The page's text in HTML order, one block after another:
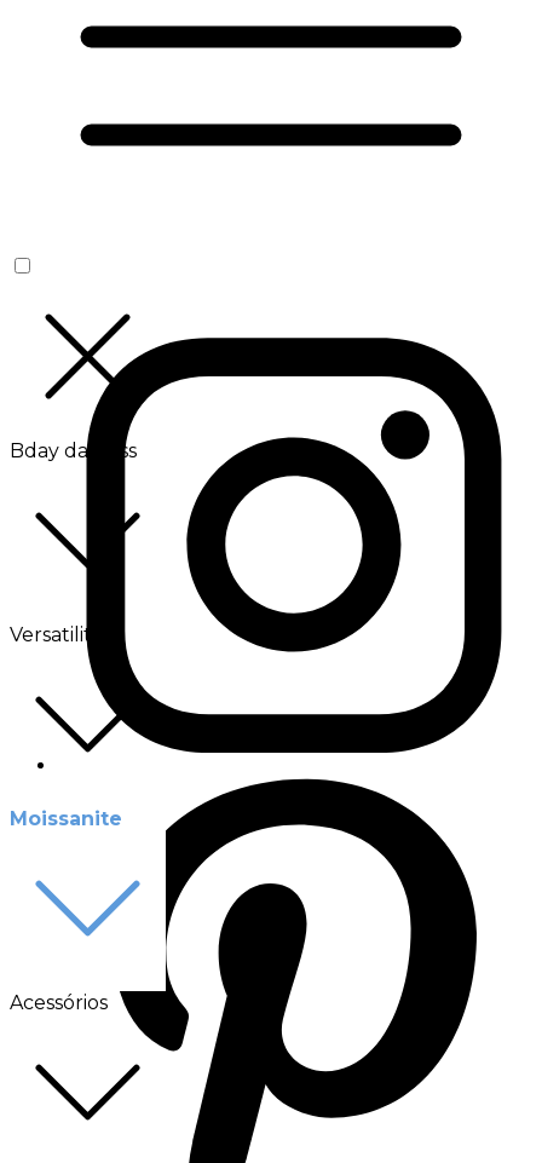
Bday da Boss
Versatilité
Moissanite
Acessórios